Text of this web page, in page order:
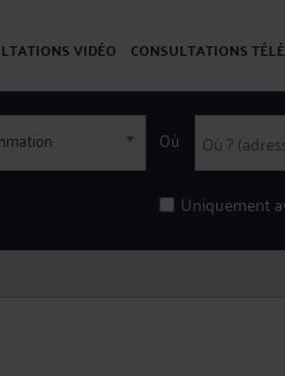
VIDÉO CONSULTATIONS
Où
Uniquement